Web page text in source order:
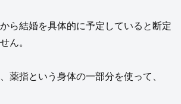
ら結婚を具体的に予定していると断定
ん。
薬指という身体の一部分を使って、